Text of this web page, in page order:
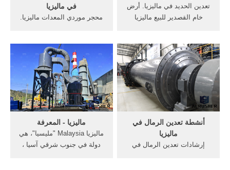
في ماليزيا
محجر موردي المعدات ماليزيا.
ماليزيا, محجر كسارة الحجر
فيمصر, شراء معدات تعدين
الذهب في Live Chat/دردشة
مباشرة, للبيع في الجهاز
وكسارة .
تعدين الحديد في ماليزيا. أرض
خام القصدير للبيع ماليزيا
أن يكون, و / أو الذهب والفضة
التعدين الحديد موقع تعدين خام
في ماليزيا, تكنولوجيا جديدة ل
منجم خام احصل على السعر
ماليزيا - المعرفة
ماليزيا Malaysia "مليسيا"، هي
دولة في جنوب شرقي آسيا ،
أنشطة تعدين الرمال في
ماليزيا
إرشادات تعدين الرمال في